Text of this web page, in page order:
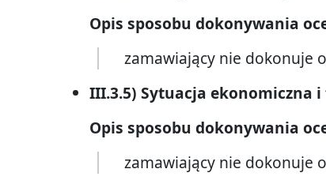
Opis sposobu dokonywania
zamawiający nie dokonuje
III.3.5) Sytuacja ekonomiczna
Opis sposobu dokonywania
zamawiający nie dokonuje